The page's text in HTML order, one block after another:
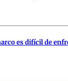
es difícil de